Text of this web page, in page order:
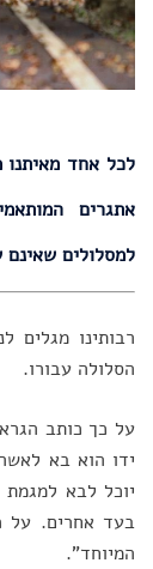
לכל אחד
אתגרים
למסלולים שאינם
רבותינו מגלים
הסלולה עבורו.
על כך כותב
ידו הוא בא
יוכל לבא
בעד אחרים. על
המיוחד".